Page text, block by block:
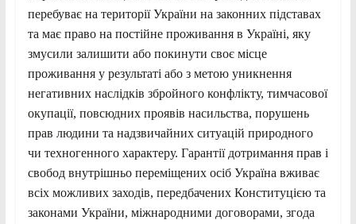
перебуває на території України на законних підставах
та має право на постійне проживання в Україні, яку
змусили залишити або покинути своє місце
проживання у результаті або з метою уникнення
негативних наслідків збройного конфлікту, тимчасової
окупації, повсюдних проявів насильства, порушень
прав людини та надзвичайних ситуацій природного
чи техногенного характеру. Гарантії дотримання прав і
свобод внутрішньо переміщених осіб Україна вживає
всіх можливих заходів, передбачених Конституцією та
законами України, міжнародними договорами, згода